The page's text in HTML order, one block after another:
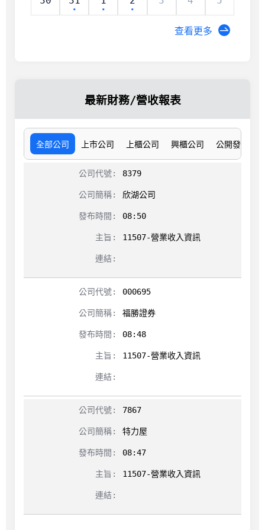
查看更多
最新財務/營收報表
全部公司 上市公司 上櫃公司 興櫃公司 公開發行公司
8379
欣湖公司
08:50
11507-營業收入資訊
000695
福勝證券
08:48
11507-營業收入資訊
7867
特力屋
08:47
11507-營業收入資訊